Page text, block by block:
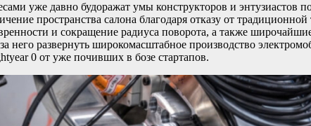
уже давно будоражат умы конструкторов и
пространства салона благодаря отказу от
и сокращение радиуса поворота, а также
него развернуть широкомасштабное производство
0 от уже почивших в бозе стартапов.